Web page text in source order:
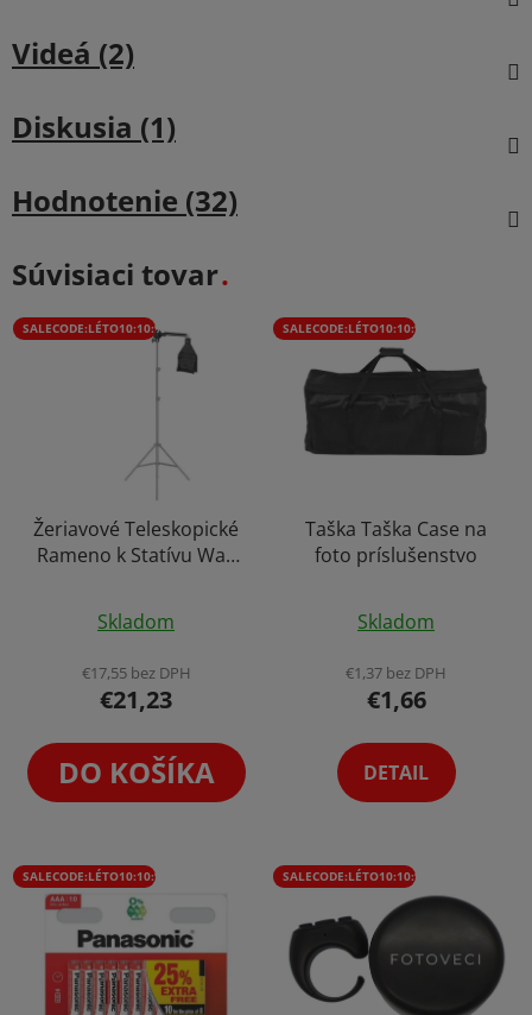
Videá (2)
Diskusia (1)
Hodnotenie (32)
Súvisiaci tovar
SALECODE:LÉTO10:10:%
Žeriavové Teleskopické
Rameno k Statívu Wall
hodnotenie
produktu
je
z
Skladom
€17,55 bez DPH
€21,23
DO KOŠÍKA
SALECODE:LÉTO10:10:%
Taška Taška Case na
foto príslušenstvo
hodnotenie
produktu
je
z
Skladom
€1,37 bez DPH
€1,66
DETAIL
SALECODE:LÉTO10:10:% SALECODE:LÉTO10:10:%